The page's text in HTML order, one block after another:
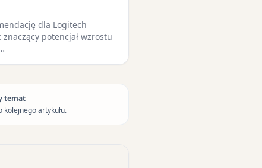
dla Logitech
potencjał wzrostu
temat
kolejnego artykułu.